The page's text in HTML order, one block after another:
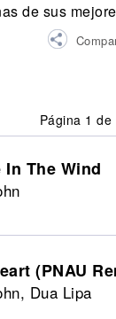
de sus
Página 1 de
In The Wind
(PNAU
Dua Lipa